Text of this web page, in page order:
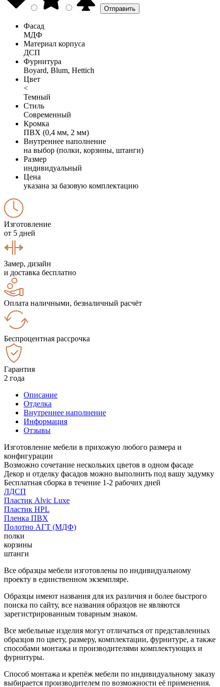
Фасад
МДФ
Материал корпуса
ДСП
Фурнитура
Boyard, Blum, Hettich
Цвет
<
Темный
Стиль
Современный
Кромка
ПВХ (0,4 мм, 2 мм)
Внутреннее наполнение
на выбор (полки, корзины, штанги)
Размер
индивидуальный
Цена
указана за базовую комплектацию
Изготовление
от 5 дней
Замер, дизайн
и доставка бесплатно
Оплата наличными, безналичный расчёт
Беспроцентная рассрочка
Гарантия
2 года
Описание
Отделка
Внутреннее наполнение
Информация
Отзывы
Изготовление мебели в прихожую любого размера и
конфигурации
Возможно сочетание нескольких цветов в одном фасаде
Декор и отделку фасадов можно выполнить под вашу задумку
Бесплатная сборка в течение 1-2 рабочих дней
ЛДСП
Пластик Alvic Luxe
Пластик HPL
Пленка ПВХ
Полотно АГТ (МДФ)
полки
корзины
штанги
Все образцы мебели изготовлены по индивидуальному
проекту в единственном экземпляре.
Образцы имеют названия для их различия и более быстрого
поиска по сайту, все названия образцов не являются
зарегистрированным товарным знаком.
Все мебельные изделия могут отличаться от представленных
образцов по цвету, размеру, комплектации, фурнитуре, а также
способами монтажа и производителями комплектующих и
фурнитуры.
Способ монтажа и крепёж мебели по индивидуальному заказу
выбирается производителем по возможности её применения.